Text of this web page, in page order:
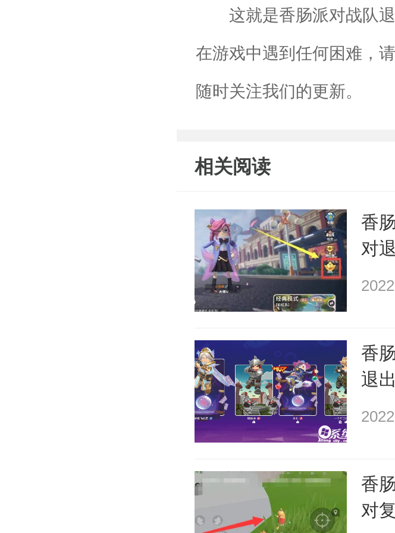
这就是香肠派对战队退
在游戏中遇到任何困难，
随时关注我们的更新。
相关阅读
香
对
香
退
香
对